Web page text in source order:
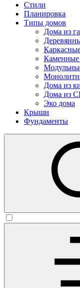
Стили
Планировка
Типы домов
Дома из
Каменные
Дома из
Дома из
Эко дома
Крыши
Фундаменты